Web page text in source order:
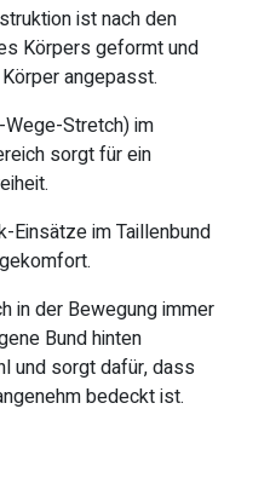
ist nach den
Körpers geformt und
angepasst.
Stretch) im
sorgt für ein
Einsätze im Taillenbund
in der Bewegung immer
Bund hinten
und sorgt dafür, dass
bedeckt ist.